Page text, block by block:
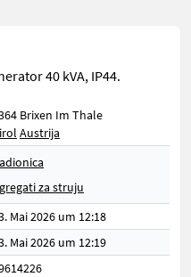
40 kVA, IP44.
Brixen Im Thale
Austrija
za struju
Mai 2026 um 12:18
Mai 2026 um 12:19